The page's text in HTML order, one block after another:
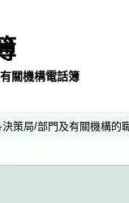
關機構電話簿
策局/部門及有關機構的